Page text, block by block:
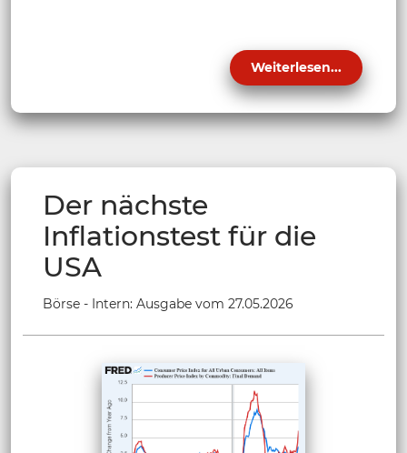
Weiterlesen...
Der nächste
Inflationstest für die
USA
Börse - Intern: Ausgabe vom 27.05.2026